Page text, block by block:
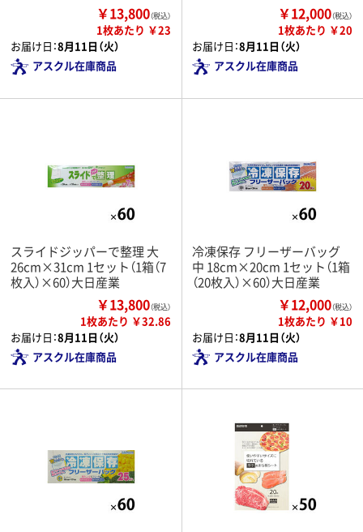
￥13,800（税込）
1枚あたり ￥23
お届け日：8月11日（火）
アスクル在庫商品
￥12,000（税込）
1枚あたり ￥20
お届け日：8月11日（火）
アスクル在庫商品
スライドジッパーで整理 大
26cm×31cm 1セット（1箱（7
枚入）×60）大日産業
￥13,800（税込）
1枚あたり ￥32.86
お届け日：8月11日（火）
アスクル在庫商品
冷凍保存 フリーザーバッグ
中 18cm×20cm 1セット（1箱
（20枚入）×60）大日産業
￥12,000（税込）
1枚あたり ￥10
お届け日：8月11日（火）
アスクル在庫商品